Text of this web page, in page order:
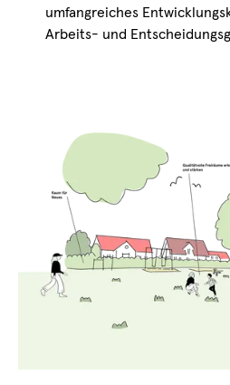
umfangreiches
Arbeits- und